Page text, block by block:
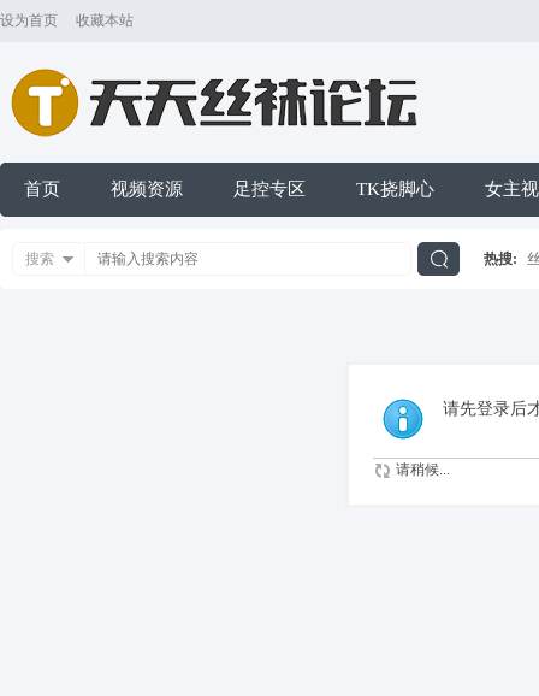
设为首页 收藏本站
首页 视频资源 足控专区 TK挠脚心 女主
搜索 热搜:
请先登录后
请稍候...